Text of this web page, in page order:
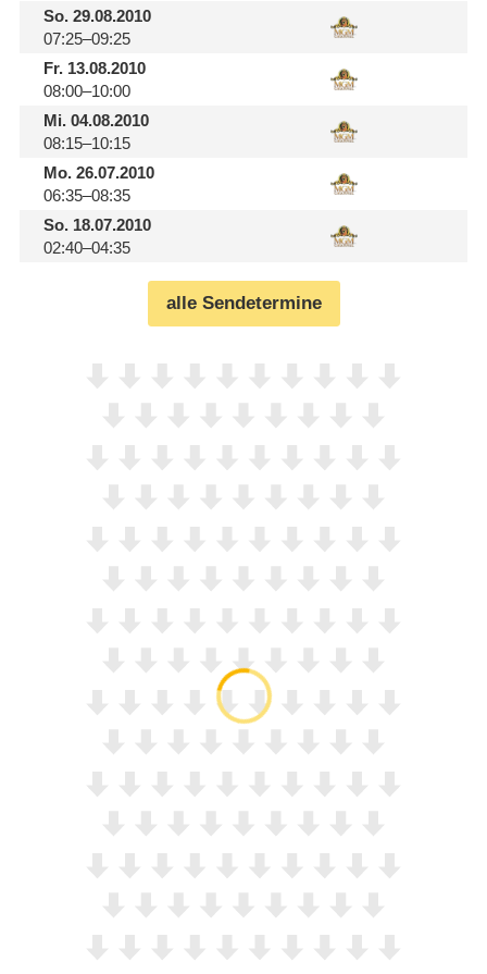
So.29.08.2010
07:25–09:25
Fr.13.08.2010
08:00–10:00
Mi.04.08.2010
08:15–10:15
Mo.26.07.2010
06:35–08:35
So.18.07.2010
02:40–04:35
alle Sendetermine